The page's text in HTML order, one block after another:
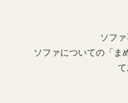
ソフ
ソファについての「ま
て